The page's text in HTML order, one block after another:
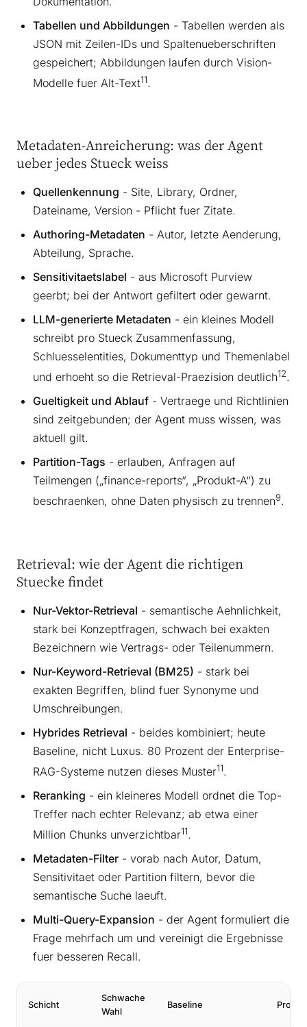
Tabellen und Abbildungen - Tabellen werden als
JSON mit Zeilen-IDs und Spaltenueberschriften
gespeichert; Abbildungen laufen durch Vision-
Modelle fuer Alt-Text11.
Metadaten-Anreicherung: was der Agent
ueber jedes Stueck weiss
Quellenkennung - Site, Library, Ordner,
Dateiname, Version - Pflicht fuer Zitate.
Authoring-Metadaten - Autor, letzte Aenderung,
Abteilung, Sprache.
Sensitivitaetslabel - aus Microsoft Purview
geerbt; bei der Antwort gefiltert oder gewarnt.
LLM-generierte Metadaten - ein kleines Modell
schreibt pro Stueck Zusammenfassung,
Schluesselentities, Dokumenttyp und Themenlabel
und erhoeht so die Retrieval-Praezision deutlich12.
Gueltigkeit und Ablauf - Vertraege und Richtlinien
sind zeitgebunden; der Agent muss wissen, was
aktuell gilt.
Partition-Tags - erlauben, Anfragen auf
Teilmengen („finance-reports“, „Produkt-A“) zu
beschraenken, ohne Daten physisch zu trennen9.
Retrieval: wie der Agent die richtigen
Stuecke findet
Nur-Vektor-Retrieval - semantische Aehnlichkeit,
stark bei Konzeptfragen, schwach bei exakten
Bezeichnern wie Vertrags- oder Teilenummern.
Nur-Keyword-Retrieval (BM25) - stark bei
exakten Begriffen, blind fuer Synonyme und
Umschreibungen.
Hybrides Retrieval - beides kombiniert; heute
Baseline, nicht Luxus. 80 Prozent der Enterprise-
RAG-Systeme nutzen dieses Muster11.
Reranking - ein kleineres Modell ordnet die Top-
Treffer nach echter Relevanz; ab etwa einer
Million Chunks unverzichtbar11.
Metadaten-Filter - vorab nach Autor, Datum,
Sensitivitaet oder Partition filtern, bevor die
semantische Suche laeuft.
Multi-Query-Expansion - der Agent formuliert die
Frage mehrfach um und vereinigt die Ergebnisse
fuer besseren Recall.
Schicht
Schwache
Wahl
Baseline